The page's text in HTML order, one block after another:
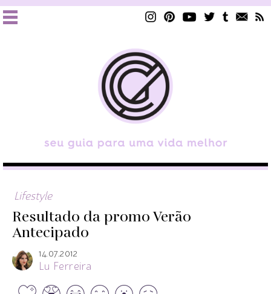
Lifestyle
Resultado da promo Verão
Antecipado
14.07.2012
Lu Ferreira